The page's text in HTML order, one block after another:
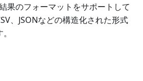
果のフォーマットをサポートして
、JSONなどの構造化された形式